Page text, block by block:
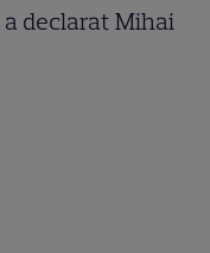
a declarat Mihai